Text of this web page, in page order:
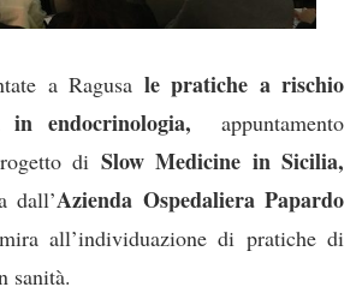
a Ragusa le pratiche a rischio
in endocrinologia,
appuntamento
di Slow Medicine in Sicilia,
dall’Azienda Ospedaliera Papardo
all’individuazione di pratiche di
sanità.